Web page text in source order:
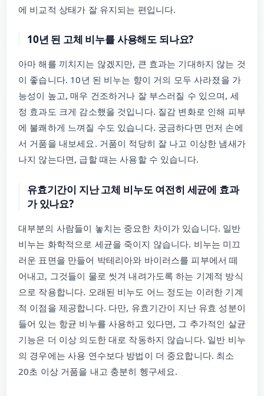
에 비교적 상태가 잘 유지되는 편입니다.
10년 된 고체 비누를 사용해도 되나요?
아마 해를 끼치지는 않겠지만, 큰 효과는 기대하지 않는 것
이 좋습니다. 10년 된 비누는 향이 거의 모두 사라졌을 가
능성이 높고, 매우 건조하거나 잘 부스러질 수 있으며, 세
정 효과도 크게 감소했을 것입니다. 질감 변화로 인해 피부
에 불쾌하게 느껴질 수도 있습니다. 궁금하다면 먼저 손에
서 거품을 내보세요. 거품이 적당히 잘 나고 이상한 냄새가
나지 않는다면, 급할 때는 사용할 수 있습니다.
유효기간이 지난 고체 비누도 여전히 세균에 효과
가 있나요?
대부분의 사람들이 놓치는 중요한 차이가 있습니다. 일반
비누는 화학적으로 세균을 죽이지 않습니다. 비누는 미끄
러운 표면을 만들어 박테리아와 바이러스를 피부에서 떼
어내고, 그것들이 물로 씻겨 내려가도록 하는 기계적 방식
으로 작용합니다. 오래된 비누도 어느 정도는 이러한 기계
적 이점을 제공합니다. 다만, 유효기간이 지난 유효 성분이
들어 있는 항균 비누를 사용하고 있다면, 그 추가적인 살균
기능은 더 이상 의도한 대로 작동하지 않습니다. 일반 비누
의 경우에는 사용 연수보다 방법이 더 중요합니다. 최소
20초 이상 거품을 내고 충분히 헹구세요.